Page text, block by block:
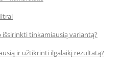
tinkamiausią variantą?
ir užtikrinti ilgalaikį rezultatą?